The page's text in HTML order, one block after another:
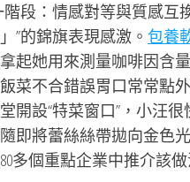
段：情感對等與質感
”的錦旗表現感激。 包養
起她用來測量咖啡因含
菜不合錯誤胃口常常點
開設“特菜窗口”，小汪
即將蕾絲絲帶拋向金色
多個重點企業中推介該做